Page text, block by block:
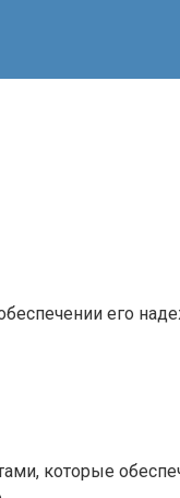
его
которые